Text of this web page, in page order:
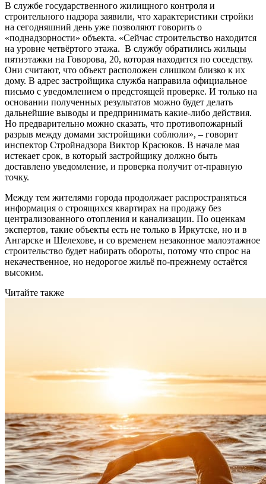
В службе государственного жилищного контроля и
строительного надзора заявили, что характеристики стройки
на сегодняшний день уже позволяют говорить о
«поднадзорности» объекта. «Сейчас строительство находится
на уровне четвёртого этажа. В службу обратились жильцы
пятиэтажки на Говорова, 20, которая находится по соседству.
Они считают, что объект расположен слишком близко к их
дому. В адрес застройщика служба направила официальное
письмо с уведомлением о предстоящей проверке. И только на
основании полученных результатов можно будет делать
дальнейшие выводы и предпринимать какие-либо действия.
Но предварительно можно сказать, что противопожарный
разрыв между домами застройщики соблюли», – говорит
инспектор Стройнадзора Виктор Красюков. В начале мая
истекает срок, в который застройщику должно быть
доставлено уведомление, и проверка получит от-правную
точку.
Между тем жителями города продолжает распространяться
информация о строящихся квартирах на продажу без
централизованного отопления и канализации. По оценкам
экспертов, такие объекты есть не только в Иркутске, но и в
Ангарске и Шелехове, и со временем незаконное малоэтажное
строительство будет набирать обороты, потому что спрос на
некачественное, но недорогое жильё по-прежнему остаётся
высоким.
Читайте также